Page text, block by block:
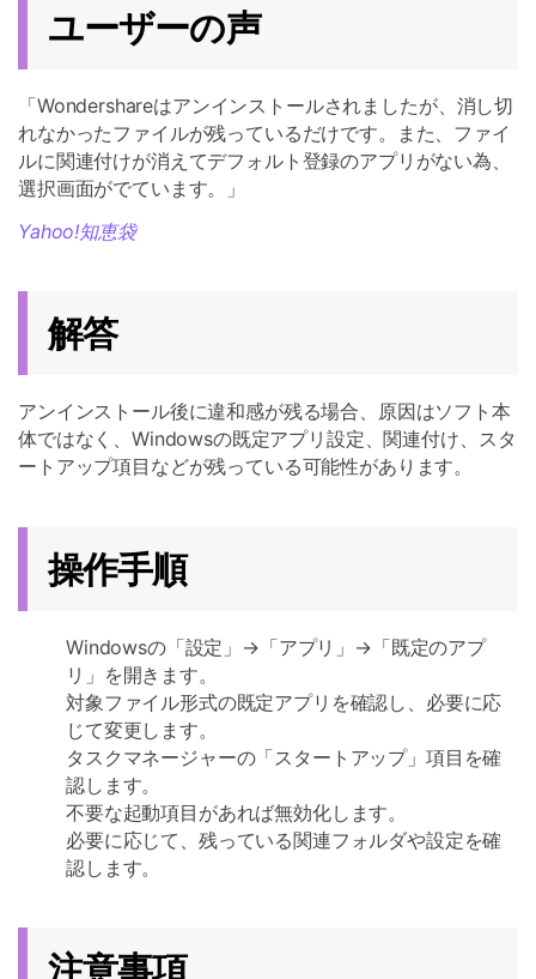
ユーザーの声
「Wondershareはアンインストールされましたが、消し切
れなかったファイルが残っているだけです。また、ファイ
ルに関連付けが消えてデフォルト登録のアプリがない為、
選択画面がでています。」
Yahoo!知恵袋
解答
アンインストール後に違和感が残る場合、原因はソフト本
体ではなく、Windowsの既定アプリ設定、関連付け、スタ
ートアップ項目などが残っている可能性があります。
操作手順
Windowsの「設定」→「アプリ」→「既定のアプ
リ」を開きます。
対象ファイル形式の既定アプリを確認し、必要に応
じて変更します。
タスクマネージャーの「スタートアップ」項目を確
認します。
不要な起動項目があれば無効化します。
必要に応じて、残っている関連フォルダや設定を確
認します。
注意事項